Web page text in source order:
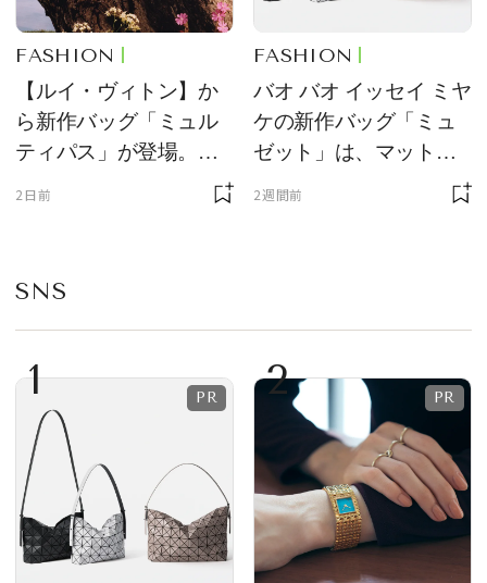
FASHION
【ルイ・ヴィトン】か
ら新作バッグ「ミュル
ティパス」が登場。ミ
ニサイズもラインナッ
2日前
FASHION
バオ バオ イッセイ ミヤ
ケの新作バッグ「ミュ
ゼット」は、マットな
2週間前
SNS
1 2